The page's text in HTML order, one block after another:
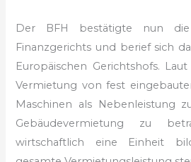
Der BFH bestätigte nun die
Finanzgerichts und berief sich
Europäischen Gerichtshofs.
Vermietung von fest
Maschinen als Nebenleistung
Gebäudevermietung zu
wirtschaftlich eine Einheit